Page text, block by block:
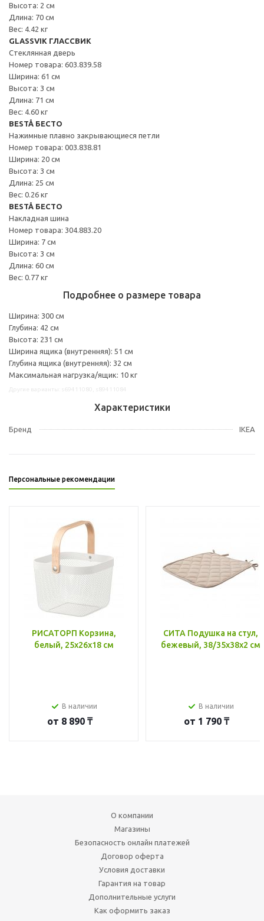
Высота: 2 см
Длина: 70 см
Вес: 4.42 кг
GLASSVIK ГЛАССВИК
Стеклянная дверь
Номер товара: 603.839.58
Ширина: 61 см
Высота: 3 см
Длина: 71 см
Вес: 4.60 кг
BESTÅ БЕСТО
Нажимные плавно закрывающиеся петли
Номер товара: 003.838.81
Ширина: 20 см
Высота: 3 см
Длина: 25 см
Вес: 0.26 кг
BESTÅ БЕСТО
Накладная шина
Номер товара: 304.883.20
Ширина: 7 см
Высота: 3 см
Длина: 60 см
Вес: 0.77 кг
Подробнее о размере товара
Ширина: 300 см
Глубина: 42 см
Высота: 231 см
Ширина ящика (внутренняя): 51 см
Глубина ящика (внутренняя): 32 см
Максимальная нагрузка/ящик: 10 кг
Характеристики
Бренд IKEA
Персональные рекомендации
РИСАТОРП Корзина,
белый, 25x26x18 см
В наличии
от 8 890 ₸
СИТА Подушка на стул,
бежевый, 38/35x38x2 см
В наличии
от 1 790 ₸
О компании
Магазины
Безопасность онлайн платежей
Договор оферта
Условия доставки
Гарантия на товар
Дополнительные услуги
Как оформить заказ